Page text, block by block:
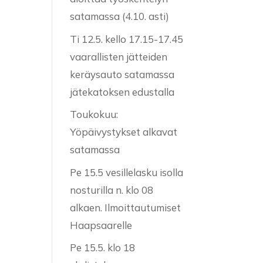
satamassa (4.10. asti)
Ti 12.5. kello 17.15-17.45
vaarallisten jätteiden
keräysauto satamassa
jätekatoksen edustalla
Toukokuu:
Yöpäivystykset alkavat
satamassa
Pe 15.5 vesillelasku isolla
nosturilla n. klo 08
alkaen. Ilmoittautumiset
Haapsaarelle
Pe 15.5. klo 18